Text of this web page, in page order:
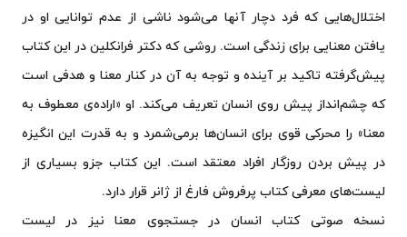
خو‌ش بینی آموخته شده
چهار اثر
واقعیت؛ ده دلیل برای اینکه درباره جهان اشتباه فکر می‌کنیم
اختلال‌هایی که فرد دچار آنها می‌شود ناشی از عدم توانایی او در
یافتن معنایی برای زندگی است. روشی که دکتر فرانکلین در این کتاب
پیش‌گرفته تاکید بر آینده و توجه به آن در کنار معنا و هدفی است
که چشم‌انداز پیش روی انسان تعریف می‌کند. او «اراده‌ی معطوف به
معنا» را محرکی قوی برای انسان‌ها برمی‌شمرد و به قدرت این انگیزه
در پیش بردن روزگار افراد معتقد است. این کتاب جزو بسیاری از
لیست‌های معرفی کتاب پرفروش فارغ از ژانر قرار دارد.
نسخه صوتی کتاب انسان در جستجوی معنا نیز در لیست